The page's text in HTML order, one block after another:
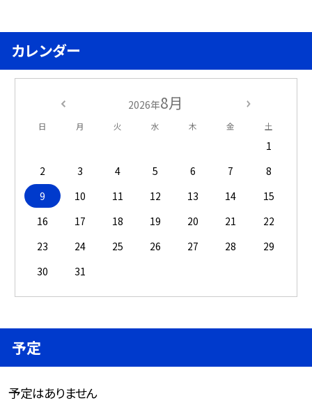
カレンダー
2026年8月
日 月 火 水 木 金 土
1
2
3 4 5 6 7
8
9
10 11 12 13 14
15
16
17 18 19 20 21
22
23
24 25 26 27 28
29
30
31
予定
予定はありません